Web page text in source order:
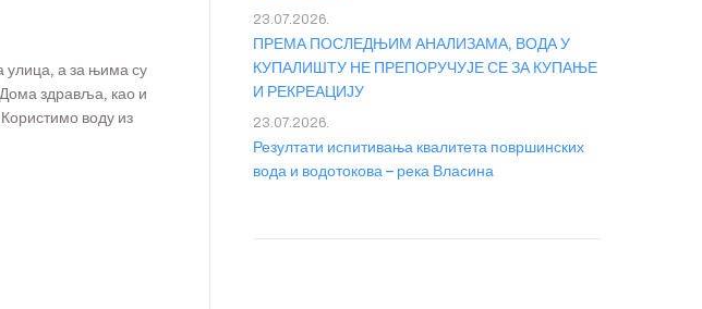
улица, а за њима су
здравља, као и
воду из
ПРЕМА ПОСЛЕДЊИМ АНАЛИЗАМА, ВОДА У
КУПАЛИШТУ НЕ ПРЕПОРУЧУЈЕ СЕ ЗА КУПАЊЕ
И РЕКРЕАЦИЈУ
23.07.2026.
Резултати испитивања квалитета површинских
вода и водотокова – река Власина
23.07.2026.